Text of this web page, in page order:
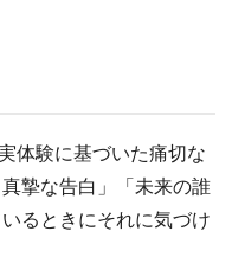
体験に基づいた痛切な
摯な告白」「未来の誰
るときにそれに気づけ